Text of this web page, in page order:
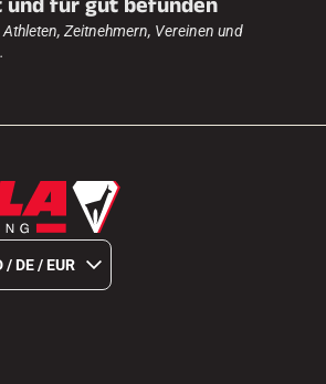
Zeitnehmern, Vereinen und
/ DE / EUR